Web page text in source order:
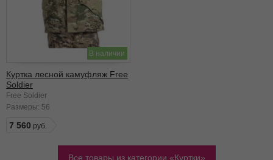
В наличии
Куртка лесной камуфляж Free
Soldier
Free Soldier
Размеры: 56
7 560
Все товары из категории Куртки